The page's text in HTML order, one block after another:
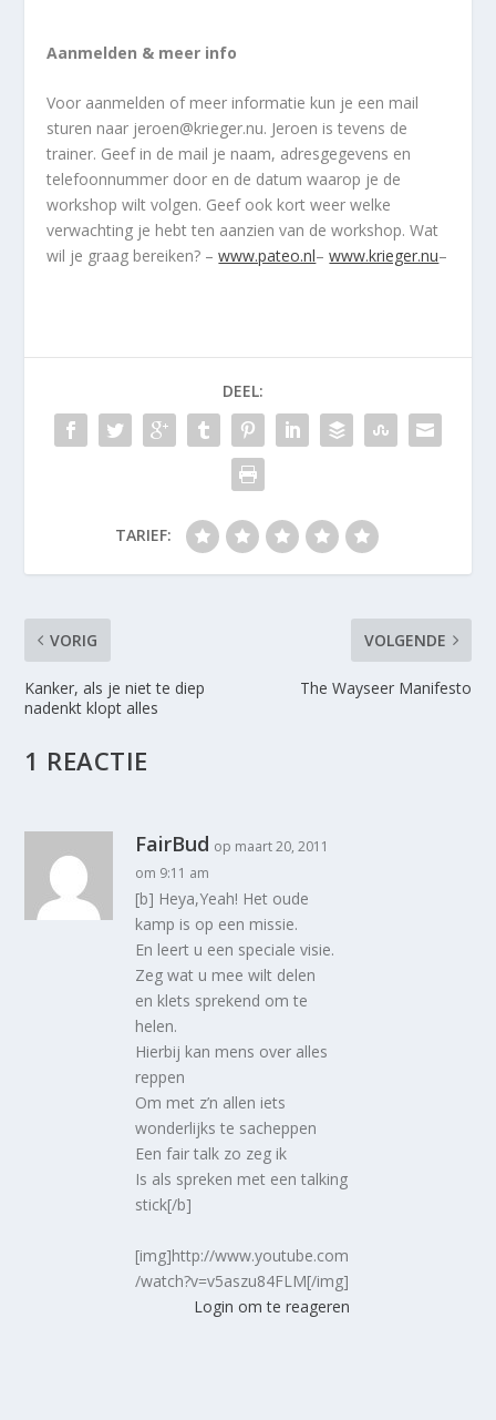
Aanmelden & meer info
Voor aanmelden of meer informatie kun je een mail
sturen naar jeroen@krieger.nu. Jeroen is tevens de
trainer. Geef in de mail je naam, adresgegevens en
telefoonnummer door en de datum waarop je de
workshop wilt volgen. Geef ook kort weer welke
verwachting je hebt ten aanzien van de workshop. Wat
wil je graag bereiken? –www.pateo.nl–www.krieger.nu–
DEEL:
TARIEF:
VORIG
Kanker, als je niet te diep
nadenkt klopt alles
VOLGENDE
The Wayseer Manifesto
1 REACTIE
FairBud op maart 20, 2011
om 9:11 am
[b] Heya,Yeah! Het oude
kamp is op een missie.
En leert u een speciale visie.
Zeg wat u mee wilt delen
en klets sprekend om te
helen.
Hierbij kan mens over alles
reppen
Om met z’n allen iets
wonderlijks te sacheppen
Een fair talk zo zeg ik
Is als spreken met een talking
stick[/b]
[img]http://www.youtube.com
/watch?v=v5aszu84FLM[/img]
Login om te reageren